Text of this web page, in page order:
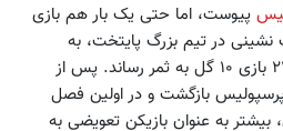
پیوست، اما حتی یک بار هم بازی
در تیم بزرگ پایتخت، به
داماش ایرانیان پیوست و در ۲۲ بازی ۱۰ گل به ثمر رساند. پس از
بازگشت و در اولین فصل
به عنوان بازیکن تعویضی به